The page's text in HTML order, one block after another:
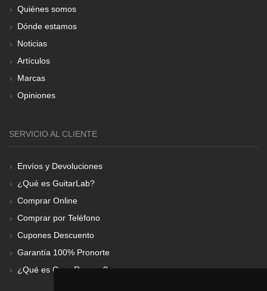
Quiénes somos
Dónde estamos
Noticias
Artículos
Marcas
Opiniones
SERVICIO AL CLIENTE
Envíos y Devoluciones
¿Qué es GuitarLab?
Comprar Online
Comprar por Teléfono
Cupones Descuento
Garantía 100% Pronorte
¿Qué es Gear Renove?